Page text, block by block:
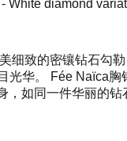
- White diamond
细致的密镶钻石勾
光华。 Fée Naïca胸
，如同一件华丽的